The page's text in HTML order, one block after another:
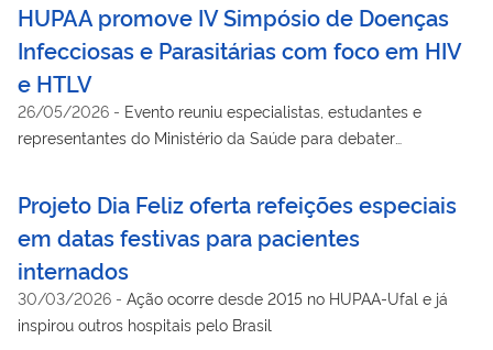
HUPAA promove IV Simpósio de Doenças
Infecciosas e Parasitárias com foco em HIV
e HTLV
26/05/2026 - Evento reuniu especialistas, estudantes e
representantes do Ministério da Saúde para debater
Projeto Dia Feliz oferta refeições especiais
em datas festivas para pacientes
internados
30/03/2026 - Ação ocorre desde 2015 no HUPAA-Ufal e já
inspirou outros hospitais pelo Brasil